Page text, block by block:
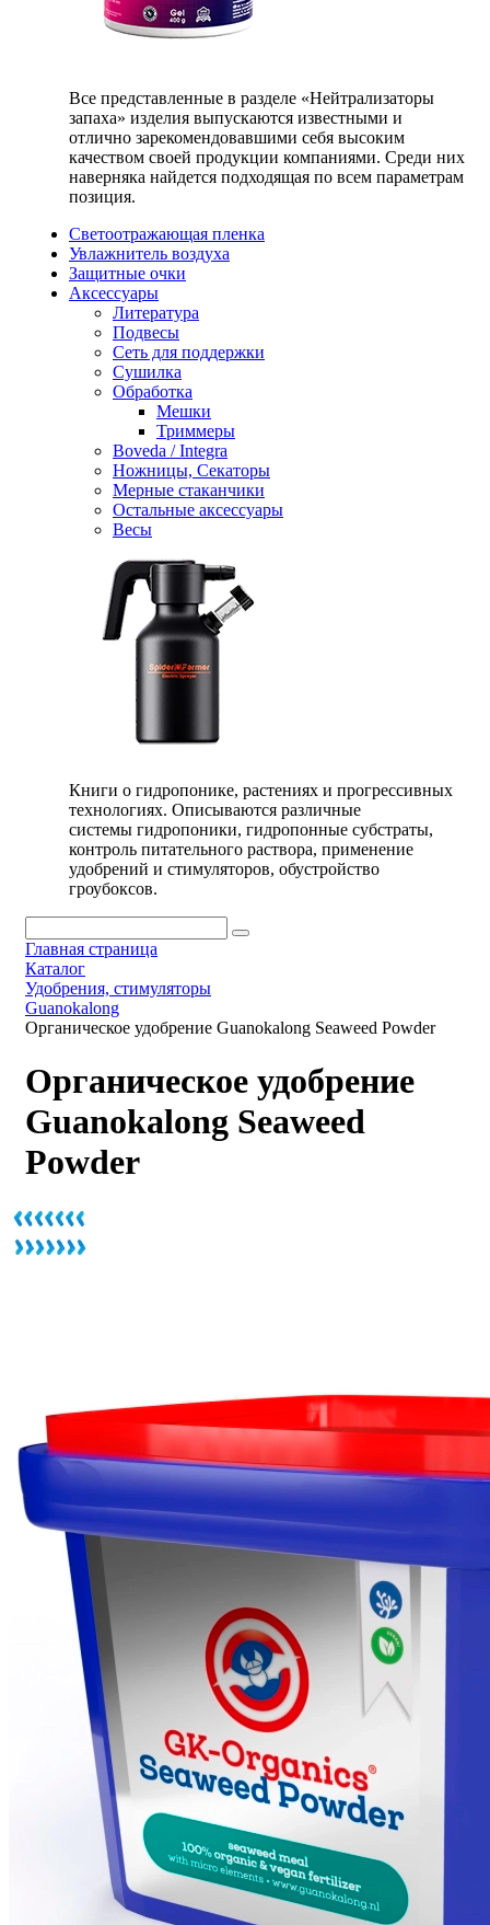
Все представленные в разделе «Нейтрализаторы
запаха» изделия выпускаются известными и
отлично зарекомендовавшими себя высоким
качеством своей продукции компаниями. Среди них
наверняка найдется подходящая по всем параметрам
позиция.
Светоотражающая пленка
Увлажнитель воздуха
Защитные очки
Аксессуары
Литература
Подвесы
Сеть для поддержки
Сушилка
Обработка
Мешки
Триммеры
Boveda / Integra
Ножницы, Секаторы
Мерные стаканчики
Остальные аксессуары
Весы
Книги о гидропонике, растениях и прогрессивных
технологиях. Описываются различные
системы гидропоники, гидропонные субстраты,
контроль питательного раствора, применение
удобрений и стимуляторов, обустройство
гроубоксов.
Главная страница
Каталог
Удобрения, стимуляторы
Guanokalong
Органическое удобрение Guanokalong Seaweed Powder
Органическое удобрение
Guanokalong Seaweed
Powder